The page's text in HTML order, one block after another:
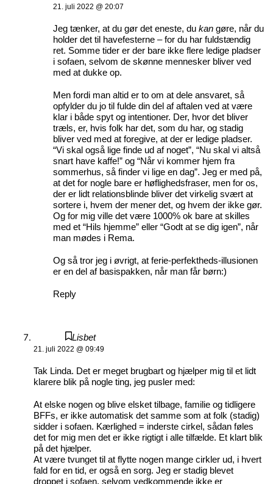
21. juli 2022 @ 20:07
Jeg tænker, at du gør det eneste, du kangøre, når du
holder det til havefesterne – for du har fuldstændig
ret. Somme tider er der bare ikke flere ledige pladser
i sofaen, selvom de skønne mennesker bliver ved
med at dukke op.
Men fordi man altid er to om at dele ansvaret, så
opfylder du jo til fulde din del af aftalen ved at være
klar i både spyt og intentioner. Der, hvor det bliver
træls, er, hvis folk har det, som du har, og stadig
bliver ved med at foregive, at der er ledige pladser.
“Vi skal også lige finde ud af noget”, “Nu skal vi altså
snart have kaffe!” og “Når vi kommer hjem fra
sommerhus, så finder vi lige en dag”. Jeg er med på,
at det for nogle bare er høflighedsfraser, men for os,
der er lidt relationsblinde bliver det virkelig svært at
sortere i, hvem der mener det, og hvem der ikke gør.
Og for mig ville det være 1000% ok bare at skilles
med et “Hils hjemme” eller “Godt at se dig igen”, når
man mødes i Rema.
Og så tror jeg i øvrigt, at ferie-perfektheds-illusionen
er en del af basispakken, når man får børn:)
Reply
Lisbet
21. juli 2022 @ 09:49
Tak Linda. Det er meget brugbart og hjælper mig til et lidt
klarere blik på nogle ting, jeg pusler med:
At elske nogen og blive elsket tilbage, familie og tidligere
BFFs, er ikke automatisk det samme som at folk (stadig)
sidder i sofaen. Kærlighed = inderste cirkel, sådan føles
det for mig men det er ikke rigtigt i alle tilfælde. Et klart blik
på det hjælper.
At være tvunget til at flytte nogen mange cirkler ud, i hvert
fald for en tid, er også en sorg. Jeg er stadig blevet
droppet i sofaen, selvom vedkommende ikke er